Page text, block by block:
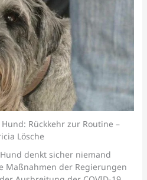
Rückkehr zur Routine –
Lösche
denkt sicher niemand
Maßnahmen der Regierungen